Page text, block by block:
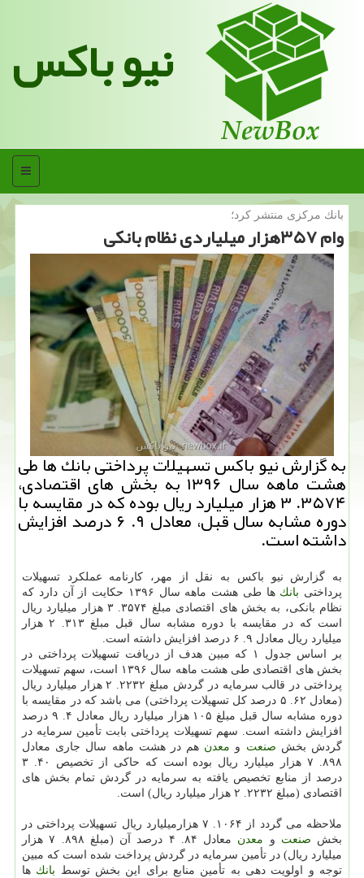
نیو باکس
منو
بانك مركزی منتشر كرد؛
وام ۳۵۷هزار میلیاردی نظام بانكی
به گزارش نیو باكس تسهیلات پرداختی بانك ها طی
هشت ماهه سال ۱۳۹۶ به بخش های اقتصادی،
۳۵۷۴. ۳ هزار میلیارد ریال بوده كه در مقایسه با
دوره مشابه سال قبل، معادل ۹. ۶ درصد افزایش
داشته است.
به گزارش نیو باكس به نقل از مهر، كارنامه عملكرد تسهیلات
پرداختی بانك
ها طی هشت ماهه سال ۱۳۹۶ حكایت از آن دارد كه
نظام بانكی، به بخش های اقتصادی مبلغ ۳۵۷۴. ۳ هزار میلیارد ریال
است كه در مقایسه با دوره مشابه سال قبل مبلغ ۳۱۳. ۲ هزار
میلیارد ریال معادل ۹. ۶ درصد افزایش داشته است.
بر اساس جدول ۱ كه مبین هدف از دریافت تسهیلات پرداختی در
بخش های اقتصادی طی هشت ماهه سال ۱۳۹۶ است، سهم تسهیلات
پرداختی در قالب سرمایه در گردش مبلغ ۲۲۳۲. ۲ هزار میلیارد ریال
(معادل ۶۲. ۵ درصد كل تسهیلات پرداختی) می باشد كه در مقایسه با
دوره مشابه سال قبل مبلغ ۱۰۵ هزار میلیارد ریال معادل ۴. ۹ درصد
افزایش داشته است. سهم تسهیلات پرداختی بابت تأمین سرمایه در
گردش بخش صنعت و معدن هم در هشت ماهه سال جاری معادل
۸۹۸. ۷ هزار میلیارد ریال بوده است كه حاكی از تخصیص ۴۰. ۳
درصد از منابع تخصیص یافته به سرمایه در گردش تمام بخش های
اقتصادی (مبلغ ۲۲۳۲. ۲ هزار میلیارد ریال) است.
ملاحظه می گردد از ۱۰۶۴. ۷ هزارمیلیارد ریال تسهیلات پرداختی در
بخش صنعت و معدن
معادل ۸۴. ۴ درصد آن (مبلغ ۸۹۸. ۷ هزار
میلیارد ریال) در تأمین سرمایه در گردش پرداخت شده است كه مبین
توجه و اولویت دهی به تأمین منابع برای این بخش توسط بانك ها